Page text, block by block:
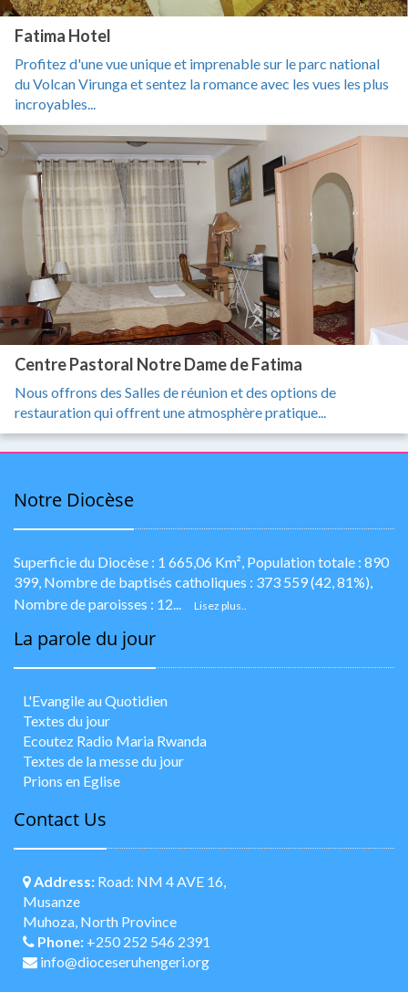
Fatima Hotel
Profitez d'une vue unique et imprenable sur le parc national
du Volcan Virunga et sentez la romance avec les vues les plus
incroyables...
Centre Pastoral Notre Dame de Fatima
Nous offrons des Salles de réunion et des options de
restauration qui offrent une atmosphère pratique...
Notre Diocèse
Superficie du Diocèse : 1 665,06 Km², Population totale : 890
399, Nombre de baptisés catholiques : 373 559 (42, 81%),
Nombre de paroisses : 12...
Lisez plus..
La parole du jour
L'Evangile au Quotidien
Textes du jour
Ecoutez Radio Maria Rwanda
Textes de la messe du jour
Prions en Eglise
Contact Us
Address: Road: NM 4 AVE 16,
Musanze
Muhoza, North Province
Phone: +250 252 546 2391
info@dioceseruhengeri.org